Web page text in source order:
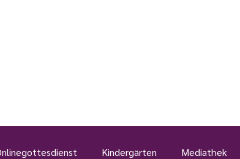
Kindergärten Mediathek